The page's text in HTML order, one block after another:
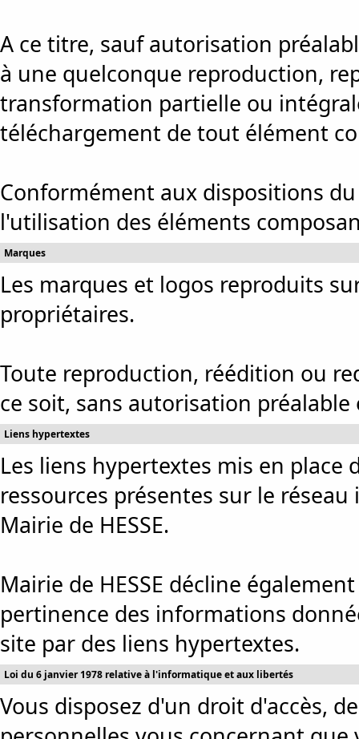
A ce titre, sauf autorisation
à une quelconque reproduction,
transformation partielle ou
téléchargement de tout élément
Conformément aux dispositions
l'utilisation des éléments
Marques
Les marques et logos reproduits
propriétaires.
Toute reproduction, réédition ou
ce soit, sans autorisation
Liens hypertextes
Les liens hypertextes mis en
ressources présentes sur le
Mairie de HESSE.
Mairie de HESSE décline
pertinence des informations
site par des liens hypertextes.
Loi du 6 janvier 1978 relative à l'informatique et aux libertés
Vous disposez d'un droit d'accès,